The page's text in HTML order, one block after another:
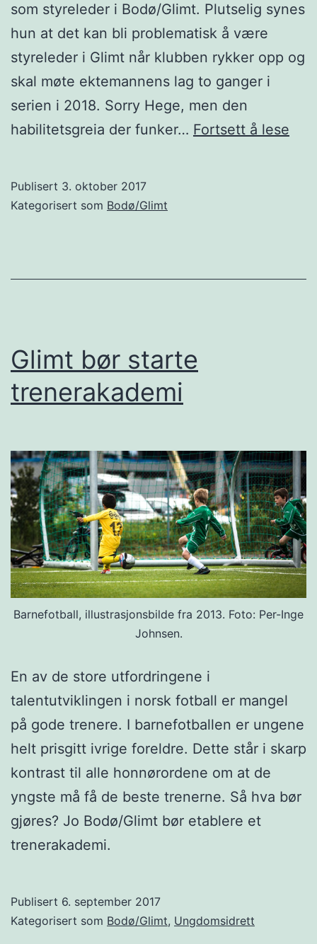
som styreleder i Bodø/Glimt. Plutselig synes
hun at det kan bli problematisk å være
styreleder i Glimt når klubben rykker opp og
skal møte ektemannens lag to ganger i
serien i 2018. Sorry Hege, men den
habilitetsgreia der funker… Fortsett å lese
Publisert 3. oktober 2017
Kategorisert som Bodø/Glimt
Glimt bør starte
trenerakademi
Barnefotball, illustrasjonsbilde fra 2013. Foto: Per-Inge
Johnsen.
En av de store utfordringene i
talentutviklingen i norsk fotball er mangel
på gode trenere. I barnefotballen er ungene
helt prisgitt ivrige foreldre. Dette står i skarp
kontrast til alle honnørordene om at de
yngste må få de beste trenerne. Så hva bør
gjøres? Jo Bodø/Glimt bør etablere et
trenerakademi.
Publisert 6. september 2017
Kategorisert som Bodø/Glimt, Ungdomsidrett